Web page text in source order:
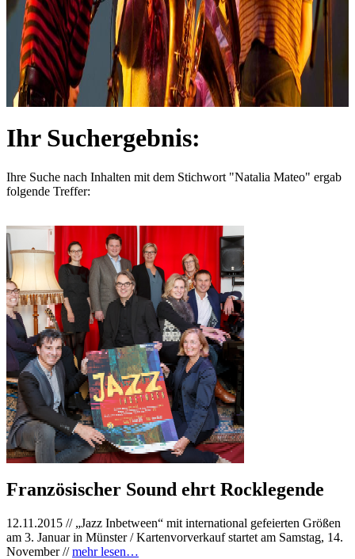
Ihr Suchergebnis:
Ihre Suche nach Inhalten mit dem Stichwort "Natalia Mateo" ergab
folgende Treffer:
Französischer Sound ehrt Rocklegende
12.11.2015 // „Jazz Inbetween“ mit international gefeierten Größen
am 3. Januar in Münster / Kartenvorverkauf startet am Samstag, 14.
November //mehr lesen…